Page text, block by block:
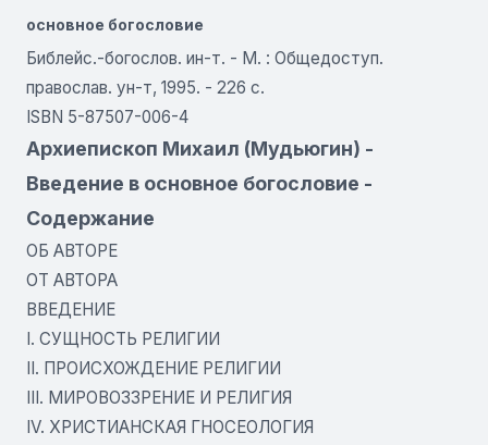
основное богословие
Библейс.-богослов. ин-т. - М. : Общедоступ.
православ. ун-т, 1995. - 226 с.
ISBN 5-87507-006-4
Архиепископ Михаил (Мудьюгин) -
Введение в основное богословие -
Содержание
ОБ АВТОРЕ
ОТ АВТОРА
ВВЕДЕНИЕ
I. СУЩНОСТЬ РЕЛИГИИ
II. ПРОИСХОЖДЕНИЕ РЕЛИГИИ
III. МИРОВОЗЗРЕНИЕ И РЕЛИГИЯ
IV. ХРИСТИАНСКАЯ ГНОСЕОЛОГИЯ